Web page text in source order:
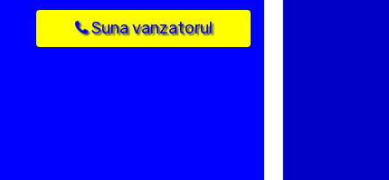
Suna vanzatorul